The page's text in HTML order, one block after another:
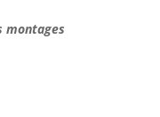
montages